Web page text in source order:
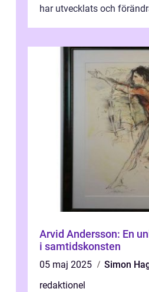
har utvecklats och
Arvid Andersson: En
i samtidskonsten
05 maj 2025
Simon
redaktionel